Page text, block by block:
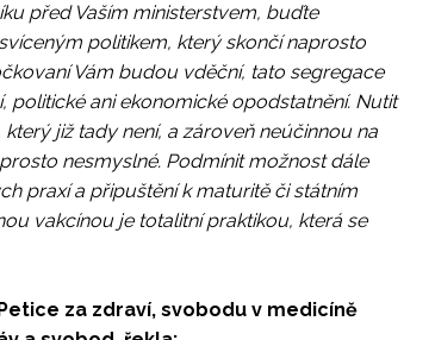
před Vaším ministerstvem, buďte
politikem, který skončí naprosto
Vám budou vděční, tato segregace
politické ani ekonomické opodstatnění. Nutit
již tady není, a zároveň neúčinnou na
nesmyslné. Podmínit možnost dále
praxí a připuštění k maturitě či státním
vakcínou je totalitní praktikou, která se
za zdraví, svobodu v medicíně